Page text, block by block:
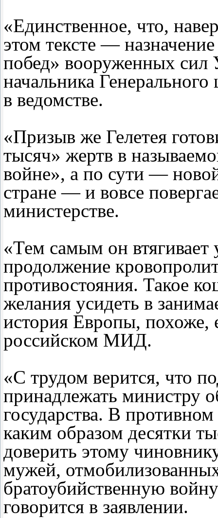
«Единственное, что,
этом тексте —
побед» вооруженных
начальника
в ведомстве.
«Призыв же Гелетея
тысяч» жертв в
войне», а по сути —
стране — и вовсе
министерстве.
«Тем самым он втягивает
продолжение
противостояния. Такое
желания усидеть в
история Европы,
российском МИД.
«С трудом верится, что
принадлежать министру
государства. В
каким образом десятки
доверить этому
мужей,
братоубийственную
говорится в заявлении.